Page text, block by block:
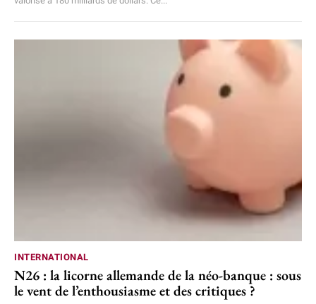
INTERNATIONAL
N26 : la licorne allemande de la néo-banque : sous
le vent de l’enthousiasme et des critiques ?